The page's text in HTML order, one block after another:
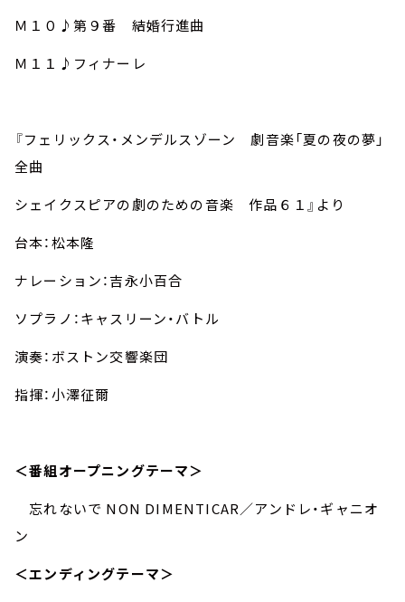
Ｍ１０♪第９番 結婚行進曲
Ｍ１１♪フィナーレ
『フェリックス・メンデルスゾーン 劇音楽「夏の夜の夢」
全曲
シェイクスピアの劇のための音楽 作品６１』より
台本：松本隆
ナレーション：吉永小百合
ソプラノ：キャスリーン・バトル
演奏：ボストン交響楽団
指揮：小澤征爾
＜番組オープニングテーマ＞
忘れないで NON DIMENTICAR／アンドレ・ギャニオ
ン
＜エンディングテーマ＞